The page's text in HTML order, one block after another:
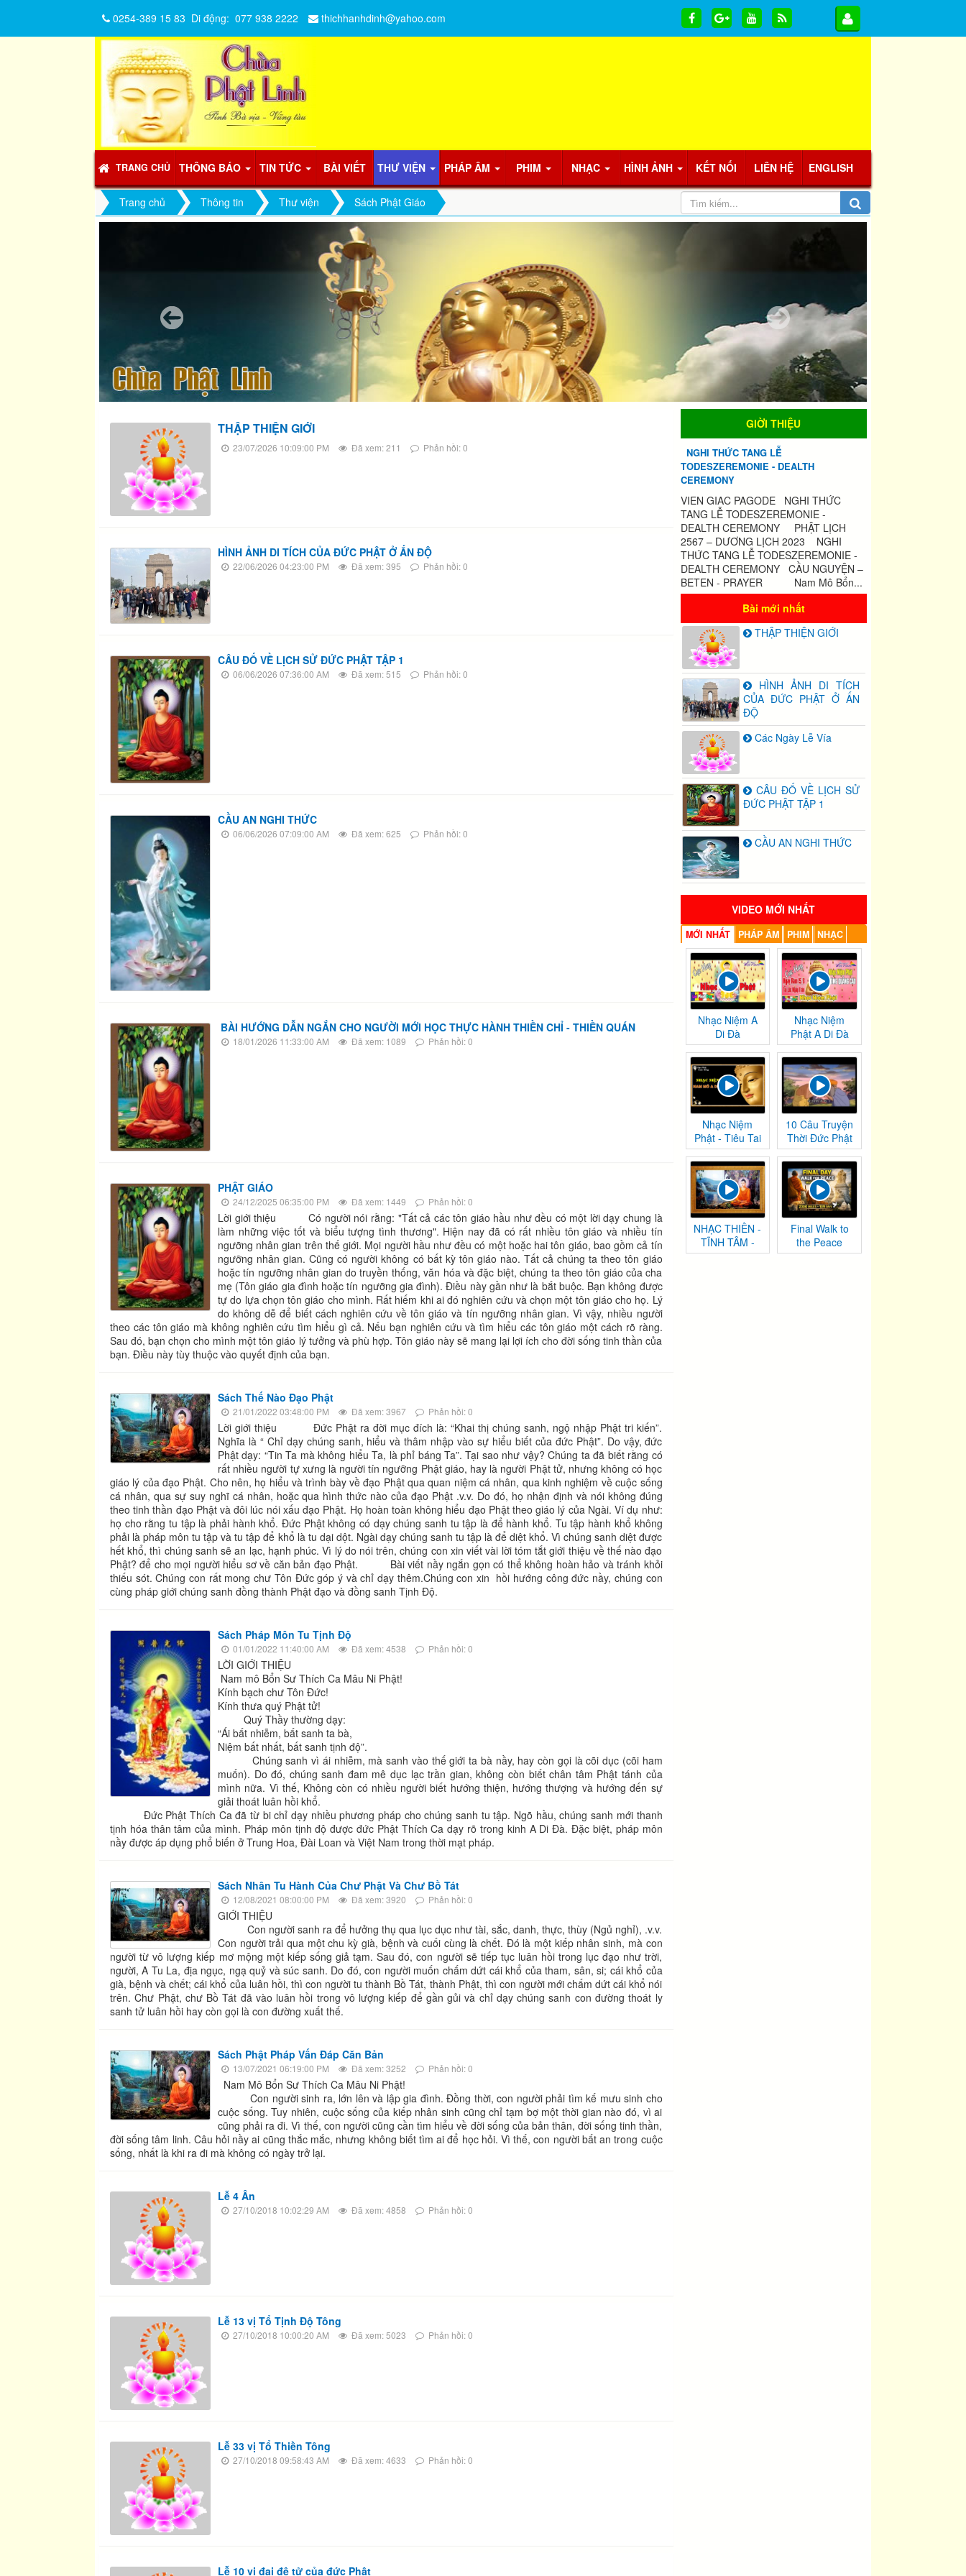
TRANG CHỦ THÔNG BÁO TIN TỨC BÀI VIẾT THƯ VIỆN PHÁP ÂM PHIM NHẠC HÌNH ẢNH KẾT NỐI LIÊN HỆ ENGLISH
0254-389 15 83 Di động: 077 938 2222 thichhanhdinh@yahoo.com
Trang chủ Thông tin Thư viện Sách Phật Giáo
of3
of3
THẬP THIỆN GIỚI
23/07/2026 10:09:00 PM Đã xem: 211 Phản hồi: 0
HÌNH ẢNH DI TÍCH CỦA ĐỨC PHẬT Ở ẤN ĐỘ
22/06/2026 04:23:00 PM Đã xem: 395 Phản hồi: 0
CÂU ĐỐ VỀ LỊCH SỬ ĐỨC PHẬT TẬP 1
06/06/2026 07:36:00 AM Đã xem: 515 Phản hồi: 0
CẦU AN NGHI THỨC
06/06/2026 07:09:00 AM Đã xem: 625 Phản hồi: 0
BÀI HƯỚNG DẪN NGẮN CHO NGƯỜI MỚI HỌC THỰC HÀNH THIỀN CHỈ - THIỀN QUÁN
18/01/2026 11:33:00 AM Đã xem: 1089 Phản hồi: 0
PHẬT GIÁO
24/12/2025 06:35:00 PM Đã xem: 1449 Phản hồi: 0
Lời giới thiệu Có người nói rằng: "Tất cả các tôn giáo hầu như đều có một lời dạy chung là
làm những việc tốt và biểu tượng tình thương". Hiện nay đã có rất nhiều tôn giáo và nhiều tín
ngưỡng nhân gian trên thế giới. Mọi người hầu như đều có một hoặc hai tôn giáo, bao gồm cả tín
ngưỡng nhân gian. Cũng có người không có bất kỳ tôn giáo nào. Tất cả chúng ta theo tôn giáo
hoặc tín ngưỡng nhân gian do truyền thống, văn hóa và đặc biệt, chúng ta theo tôn giáo của cha
mẹ (Tôn giáo gia đình hoặc tín ngưỡng gia đình). Điều này gần như là bắt buộc. Bạn không được
tự do lựa chọn tôn giáo cho mình. Rất hiếm khi ai đó nghiên cứu và chọn một tôn giáo cho họ. Lý
do không dễ để biết cách nghiên cứu về tôn giáo và tín ngưỡng nhân gian. Vì vậy, nhiều người
theo các tôn giáo mà không nghiên cứu tìm hiểu gì cả. Nếu bạn nghiên cứu và tìm hiểu các tôn giáo một cách rõ ràng.
Sau đó, bạn chọn cho mình một tôn giáo lý tưởng và phù hợp. Tôn giáo này sẽ mang lại lợi ích cho đời sống tinh thần của
bạn. Điều này tùy thuộc vào quyết định của bạn.
Sách Thế Nào Đạo Phật
21/01/2022 03:48:00 PM Đã xem: 3967 Phản hồi: 0
Lời giới thiệu Đức Phật ra đời mục đích là: “Khai thị chúng sanh, ngộ nhập Phật tri kiến”.
Nghĩa là “ Chỉ dạy chúng sanh, hiểu và thâm nhập vào sự hiểu biết của đức Phật”. Do vậy, đức
Phật dạy: “Tin Ta mà không hiểu Ta, là phỉ báng Ta”. Tại sao như vậy? Chúng ta đã biết rằng có
rất nhiều người tự xưng là người tín ngưỡng Phật giáo, hay là người Phật tử, nhưng không có học
giáo lý của đạo Phật. Cho nên, họ hiểu và trình bày về đạo Phật qua quan niệm cá nhân, qua kinh nghiệm về cuộc sống
cá nhân, qua sự suy nghĩ cá nhân, hoặc qua hình thức nào của đạo Phật .v.v. Do đó, họ nhận định và nói không đúng
theo tinh thần đạo Phật và đôi lúc nói xấu đạo Phật. Họ hoàn toàn không hiểu đạo Phật theo giáo lý của Ngài. Ví dụ như:
họ cho rằng tu tập là phải hành khổ. Đức Phật không có dạy chúng sanh tu tập là để hành khổ. Tu tập hành khổ không
phải là pháp môn tu tập và tu tập để khổ là tu dại dột. Ngài dạy chúng sanh tu tập là để diệt khổ. Vì chúng sanh diệt được
hết khổ, thì chúng sanh sẽ an lạc, hạnh phúc. Vì lý do nói trên, chúng con xin viết vài lời tóm tắt giới thiệu về thế nào đạo
Phật? để cho mọi người hiểu sơ về căn bản đạo Phật. Bài viết nầy ngắn gọn có thể không hoàn hảo và tránh khỏi
thiếu sót. Chúng con rất mong chư Tôn Đức góp ý và chỉ dạy thêm.Chúng con xin hồi hướng công đức nầy, chúng con
cùng pháp giới chúng sanh đồng thành Phật đạo và đồng sanh Tịnh Độ.
Sách Pháp Môn Tu Tịnh Độ
01/01/2022 11:40:00 AM Đã xem: 4538 Phản hồi: 0
LỜI GIỚI THIỆU
Nam mô Bổn Sư Thích Ca Mâu Ni Phật!
Kính bạch chư Tôn Đức!
Kính thưa quý Phật tử!
Quý Thầy thường dạy:
“Ái bất nhiễm, bất sanh ta bà,
Niệm bất nhất, bất sanh tịnh độ”.
Chúng sanh vì ái nhiễm, mà sanh vào thế giới ta bà nầy, hay còn gọi là cõi dục (cõi ham
muốn). Do đó, chúng sanh đam mê dục lạc trần gian, không còn biết chân tâm Phật tánh của
mình nữa. Vì thế, Không còn có nhiều người biết hướng thiện, hướng thượng và hướng đến sự
giải thoát luân hồi khổ.
Đức Phật Thích Ca đã từ bi chỉ dạy nhiều phương pháp cho chúng sanh tu tập. Ngõ hầu, chúng sanh mới thanh
tịnh hóa thân tâm của mình. Pháp môn tịnh độ được đức Phật Thích Ca dạy rõ trong kinh A Di Đà. Đặc biệt, pháp môn
nầy được áp dụng phổ biến ở Trung Hoa, Đài Loan và Việt Nam trong thời mạt pháp.
Sách Nhân Tu Hành Của Chư Phật Và Chư Bồ Tát
12/08/2021 08:00:00 PM Đã xem: 3920 Phản hồi: 0
GIỚI THIỆU
Con người sanh ra để hưởng thụ qua lục dục như tài, sắc, danh, thực, thùy (Ngủ nghỉ), .v.v.
Con người trải qua một chu kỳ già, bệnh và cuối cùng là chết. Đó là một kiếp nhân sinh, mà con
người từ vô lượng kiếp mơ mộng một kiếp sống giả tạm. Sau đó, con người sẽ tiếp tục luân hồi trong lục đạo như trời,
người, A Tu La, địa ngục, ngạ quỷ và súc sanh. Do đó, con người muốn chấm dứt cái khổ của tham, sân, si; cái khổ của
già, bệnh và chết; cái khổ của luân hồi, thì con người tu thành Bồ Tát, thành Phật, thì con người mới chấm dứt cái khổ nói
trên. Chư Phật, chư Bồ Tát đã vào luân hồi trong vô lượng kiếp để gần gủi và chỉ dạy chúng sanh con đường thoát ly
sanh tử luân hồi hay còn gọi là con đường xuất thế.
Sách Phật Pháp Vấn Đáp Căn Bản
13/07/2021 06:19:00 PM Đã xem: 3252 Phản hồi: 0
Nam Mô Bổn Sư Thích Ca Mâu Ni Phật!
Con người sinh ra, lớn lên và lập gia đình. Đồng thời, con người phải tìm kế mưu sinh cho
cuộc sống. Tuy nhiên, cuộc sống của kiếp nhân sinh cũng chỉ tạm bợ một thời gian nào đó, vì ai
cũng phải ra đi. Vì thế, con người cũng cần tìm hiểu về đời sống của bản thân, đời sống tinh thần,
đời sống tâm linh. Câu hỏi nầy ai cũng thắc mắc, nhưng không biết tìm ai để học hỏi. Vì thế, con người bất an trong cuộc
sống, nhất là khi ra đi mà không có ngày trở lại.
Lễ 4 Ân
27/10/2018 10:02:29 AM Đã xem: 4858 Phản hồi: 0
Lễ 13 vị Tổ Tịnh Độ Tông
27/10/2018 10:00:20 AM Đã xem: 5023 Phản hồi: 0
Lễ 33 vị Tổ Thiền Tông
27/10/2018 09:58:43 AM Đã xem: 4633 Phản hồi: 0
Lễ 10 vị đại đệ tử của đức Phật
GIỜI THIỆU
NGHI THỨC TANG LỄ
TODESZEREMONIE - DEALTH
CEREMONY
VIEN GIAC PAGODE NGHI THỨC
TANG LỄ TODESZEREMONIE -
DEALTH CEREMONY PHẬT LỊCH
2567 – DƯƠNG LỊCH 2023 NGHI
THỨC TANG LỄ TODESZEREMONIE -
DEALTH CEREMONY CẦU NGUYỆN –
BETEN - PRAYER Nam Mô Bổn...
Bài mới nhất
THẬP THIỆN GIỚI
HÌNH ẢNH DI TÍCH
CỦA ĐỨC PHẬT Ở ẤN
ĐỘ
Các Ngày Lễ Vía
CÂU ĐỐ VỀ LỊCH SỬ
ĐỨC PHẬT TẬP 1
CẦU AN NGHI THỨC
VIDEO MỚI NHẤT
MỚI NHẤT PHÁP ÂM PHIM NHẠC
Nhạc Niệm A
Di Đà
Nhạc Niệm
Phật A Di Đà
Nhạc Niệm
Phật - Tiêu Tai
Nghiệp
Chướng
10 Câu Truyện
Thời Đức Phật
Tại Thế
NHẠC THIỀN -
TĨNH TÂM -
AN NHIÊN TỰ
Final Walk to
the Peace
Monument |